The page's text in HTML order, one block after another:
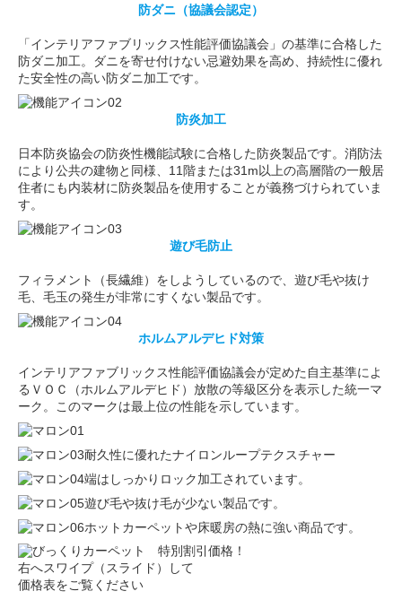
防ダニ（協議会認定）
「インテリアファブリックス性能評価協議会」の基準に合格した
防ダニ加工。ダニを寄せ付けない忌避効果を高め、持続性に優れ
た安全性の高い防ダニ加工です。
防炎加工
日本防炎協会の防炎性機能試験に合格した防炎製品です。消防法
により公共の建物と同様、11階または31m以上の高層階の一般居
住者にも内装材に防炎製品を使用することが義務づけられていま
す。
遊び毛防止
フィラメント（長繊維）をしようしているので、遊び毛や抜け
毛、毛玉の発生が非常にすくない製品です。
ホルムアルデヒド対策
インテリアファブリックス性能評価協議会が定めた自主基準によ
るＶＯＣ（ホルムアルデヒド）放散の等級区分を表示した統一マ
ーク。このマークは最上位の性能を示しています。
耐久性に優れたナイロンループテクスチャー
端はしっかりロック加工されています。
遊び毛や抜け毛が少ない製品です。
ホットカーペットや床暖房の熱に強い商品です。
右へスワイプ（スライド）して
価格表をご覧ください